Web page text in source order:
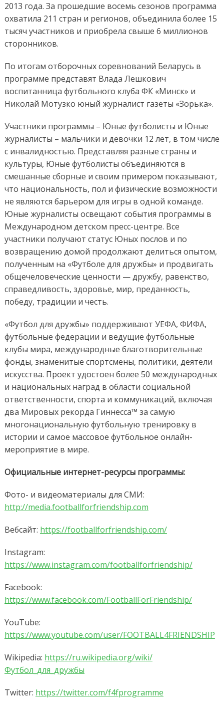
2013 года. За прошедшие восемь сезонов программа
охватила 211 стран и регионов, объединила более 15
тысяч участников и приобрела свыше 6 миллионов
сторонников.
По итогам отборочных соревнований Беларусь в
программе представят Влада Лешкович
воспитанница футбольного клуба ФК «Минск» и
Николай Мотузко юный журналист газеты «Зорька».
Участники программы – Юные футболисты и Юные
журналисты – мальчики и девочки 12 лет, в том числе
с инвалидностью. Представляя разные страны и
культуры, Юные футболисты объединяются в
смешанные сборные и своим примером показывают,
что национальность, пол и физические возможности
не являются барьером для игры в одной команде.
Юные журналисты освещают события программы в
Международном детском пресс-центре. Все
участники получают статус Юных послов и по
возвращению домой продолжают делиться опытом,
полученным на «Футболе для дружбы» и продвигать
общечеловеческие ценности — дружбу, равенство,
справедливость, здоровье, мир, преданность,
победу, традиции и честь.
«Футбол для дружбы» поддерживают УЕФА, ФИФА,
футбольные федерации и ведущие футбольные
клубы мира, международные благотворительные
фонды, знаменитые спортсмены, политики, деятели
искусства. Проект удостоен более 50 международных
и национальных наград в области социальной
ответственности, спорта и коммуникаций, включая
два Мировых рекорда Гиннесса™ за самую
многонациональную футбольную тренировку в
истории и самое массовое футбольное онлайн-
мероприятие в мире.
Официальные интернет-ресурсы программы:
Фото- и видеоматериалы для СМИ:
http://media.footballforfriendship.com
Вебсайт: https://footballforfriendship.com/
Instagram:
https://www.instagram.com/footballforfriendship/
Facebook:
https://www.facebook.com/FootballForFriendship/
YouTube:
https://www.youtube.com/user/FOOTBALL4FRIENDSHIP
Wikipedia: https://ru.wikipedia.org/wiki/
Футбол_для_дружбы
Twitter: https://twitter.com/f4fprogramme